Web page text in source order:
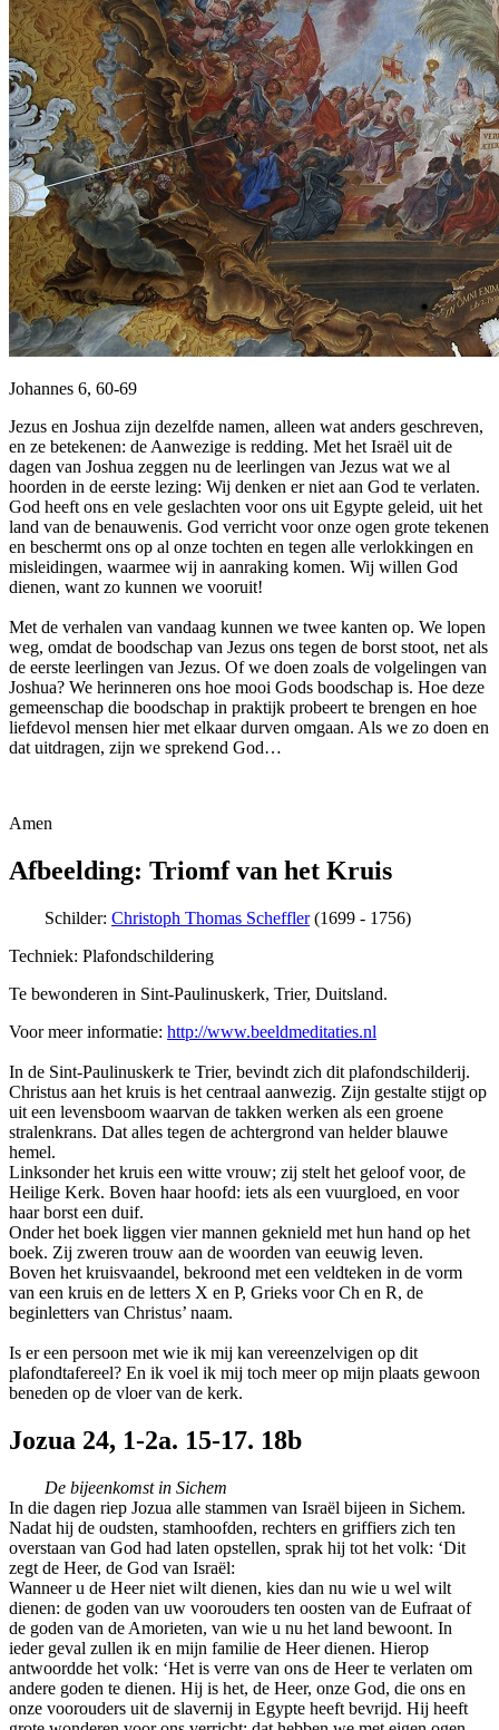
Johannes 6, 60-69
Jezus en Joshua zijn dezelfde namen, alleen wat anders geschreven,
en ze betekenen: de Aanwezige is redding. Met het Israël uit de
dagen van Joshua zeggen nu de leerlingen van Jezus wat we al
hoorden in de eerste lezing: Wij denken er niet aan God te verlaten.
God heeft ons en vele geslachten voor ons uit Egypte geleid, uit het
land van de benauwenis. God verricht voor onze ogen grote tekenen
en beschermt ons op al onze tochten en tegen alle verlokkingen en
misleidingen, waarmee wij in aanraking komen. Wij willen God
dienen, want zo kunnen we vooruit!
Met de verhalen van vandaag kunnen we twee kanten op. We lopen
weg, omdat de boodschap van Jezus ons tegen de borst stoot, net als
de eerste leerlingen van Jezus. Of we doen zoals de volgelingen van
Joshua? We herinneren ons hoe mooi Gods boodschap is. Hoe deze
gemeenschap die boodschap in praktijk probeert te brengen en hoe
liefdevol mensen hier met elkaar durven omgaan. Als we zo doen en
dat uitdragen, zijn we sprekend God…
Amen
Afbeelding: Triomf van het Kruis
Schilder: Christoph Thomas Scheffler(1699 - 1756)
Techniek: Plafondschildering
Te bewonderen in Sint-Paulinuskerk, Trier, Duitsland.
Voor meer informatie: http://www.beeldmeditaties.nl
In de Sint-Paulinuskerk te Trier, bevindt zich dit plafondschilderij.
Christus aan het kruis is het centraal aanwezig. Zijn gestalte stijgt op
uit een levensboom waarvan de takken werken als een groene
stralenkrans. Dat alles tegen de achtergrond van helder blauwe
hemel.
Linksonder het kruis een witte vrouw; zij stelt het geloof voor, de
Heilige Kerk. Boven haar hoofd: iets als een vuurgloed, en voor
haar borst een duif.
Onder het boek liggen vier mannen geknield met hun hand op het
boek. Zij zweren trouw aan de woorden van eeuwig leven.
Boven het kruisvaandel, bekroond met een veldteken in de vorm
van een kruis en de letters X en P, Grieks voor Ch en R, de
beginletters van Christus’ naam.
Is er een persoon met wie ik mij kan vereenzelvigen op dit
plafondtafereel? En ik voel ik mij toch meer op mijn plaats gewoon
beneden op de vloer van de kerk.
Jozua 24, 1-2a. 15-17. 18b
De bijeenkomst in Sichem
In die dagen riep Jozua alle stammen van Israël bijeen in Sichem.
Nadat hij de oudsten, stamhoofden, rechters en griffiers zich ten
overstaan van God had laten opstellen, sprak hij tot het volk: ‘Dit
zegt de Heer, de God van Israël:
Wanneer u de Heer niet wilt dienen, kies dan nu wie u wel wilt
dienen: de goden van uw voorouders ten oosten van de Eufraat of
de goden van de Amorieten, van wie u nu het land bewoont. In
ieder geval zullen ik en mijn familie de Heer dienen. Hierop
antwoordde het volk: ‘Het is verre van ons de Heer te verlaten om
andere goden te dienen. Hij is het, de Heer, onze God, die ons en
onze voorouders uit de slavernij in Egypte heeft bevrijd. Hij heeft